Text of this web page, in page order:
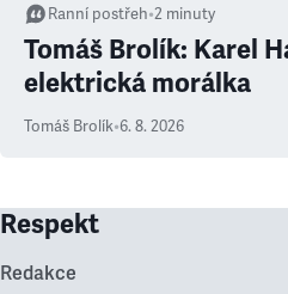
Ranní postřeh•2 minuty
Tomáš Brolík: Karel
elektrická morálka
Tomáš Brolík•6. 8. 2026
Respekt
Redakce